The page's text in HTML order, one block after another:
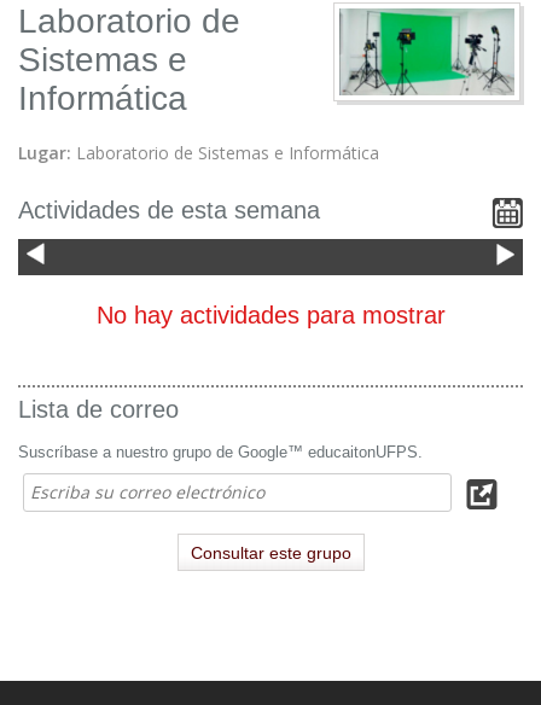
Laboratorio de
Sistemas e
Informática
Lugar: Laboratorio de Sistemas e Informática
Actividades de esta semana
No hay actividades para mostrar
Lista de correo
Suscríbase a nuestro grupo de Google™ educaitonUFPS.
Consultar este grupo